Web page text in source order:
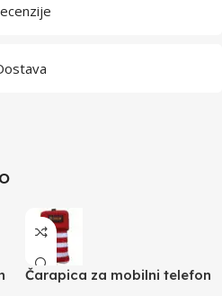
Čarapica za mobilni telefon